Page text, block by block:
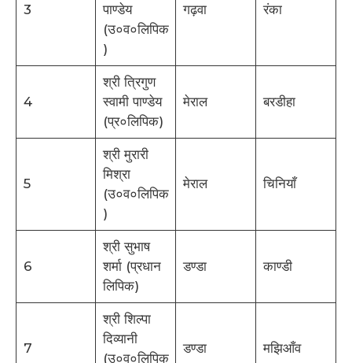
3
पाण्डेय
(उ०व०लिपिक
)
गढ़वा रंका
4
श्री त्रिगुण
स्वामी पाण्डेय
(प्र०लिपिक)
मेराल बरडीहा
5
श्री मुरारी
मिश्रा
(उ०व०लिपिक
)
मेराल चिनियाँ
6
श्री सुभाष
शर्मा (प्रधान
लिपिक)
डण्डा काण्डी
7
श्री शिल्पा
दिव्यानी
(उ०व०लिपिक
डण्डा मझिआँव